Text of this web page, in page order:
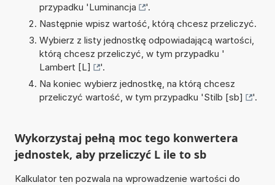
przypadku 'Luminancja
'.
Następnie wpisz wartość, którą chcesz przeliczyć.
Wybierz z listy jednostkę odpowiadającą wartości,
którą chcesz przeliczyć, w tym przypadku '
Lambert [L]
'.
Na koniec wybierz jednostkę, na którą chcesz
przeliczyć wartość, w tym przypadku 'Stilb [sb] '.
Wykorzystaj pełną moc tego konwertera
jednostek, aby przeliczyć L ile to sb
Kalkulator ten pozwala na wprowadzenie wartości do